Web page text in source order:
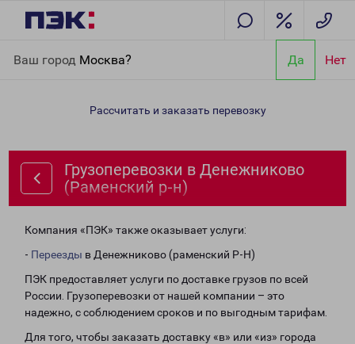
Ваш город Москва? Да Нет
(Раменский р-н)
Рассчитать и заказать перевозку
Грузоперевозки в Денежниково
(Раменский р-н)
Компания «ПЭК» также оказывает услуги:
- Переезды в Денежниково (раменский Р-Н)
ПЭК предоставляет услуги по доставке грузов по всей
России. Грузоперевозки от нашей компании – это
надежно, с соблюдением сроков и по выгодным тарифам.
Для того, чтобы заказать доставку «в» или «из» города